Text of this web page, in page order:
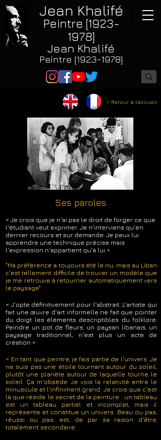
Jean Khalifé
Peintre [1923-
1978]
Jean Khalifé
Peintre [1923-1978]
< Retour à l'accueil
Ses paroles
« Je crois que je n'ai pas le droit de forger ce que
l'étudiant veut exprimer. Je n'interviens qu'en
dernier recours et sur demande. Je peux lui
apprendre une technique précise mais
l'expression n'appartient qu'à lui ».
"Ma préférence a toujours été le nu, mais au Liban
c'est tellement difficile de trouver un modèle que
je me retrouve à retourner automatiquement vers
le paysage".
« J'opte définitivement pour l'abstrait. L'artiste qui
fait une œuvre d'art informelle ne fait que pointer
du doigt les éléments descriptibles du folklore.
Peindre un pot de fleurs, un paysan libanais, un
paysage traditionnel, n'est plus un acte de
création ».
« En tant que peintre, je fais partie de l'univers. Je
ne suis pas une étoile tournant autour du soleil,
plutôt une planète autour de laquelle tourne le
soleil. Ça m'obsède. Je vois la relativité entre le
minuscule et l'infiniment grand. Je crois que c'est
là que réside le secret de la peinture : un tableau
est un tableau partiel et incomplet, mais il
représente et constitue un univers. Beau ou pas,
réussi ou pas, est, de par sa raison d'être,
totalement secondaire.